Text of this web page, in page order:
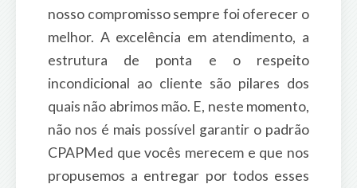
nosso compromisso sempre foi oferecer o
melhor. A excelência em atendimento, a
estrutura de ponta e o respeito
incondicional ao cliente são pilares dos
quais não abrimos mão. E, neste momento,
não nos é mais possível garantir o padrão
CPAPMed que vocês merecem e que nos
propusemos a entregar por todos esses